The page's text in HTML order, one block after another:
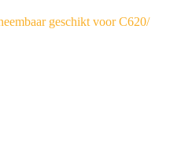
geschikt voor C620/